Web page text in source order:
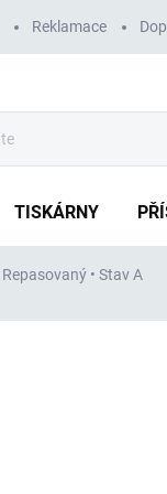
Reklamace
TISKÁRNY
Repasovaný • Stav A